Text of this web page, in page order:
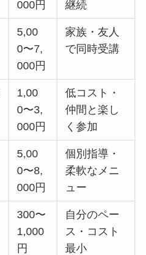
000円
継続
5,00
0〜7,
000円
家族・友人
で同時受講
1,00
0〜3,
000円
低コスト・
仲間と楽し
く参加
5,00
0〜8,
000円
個別指導・
柔軟なメニ
ュー
300〜
1,000
円
自分のペー
ス・コスト
最小